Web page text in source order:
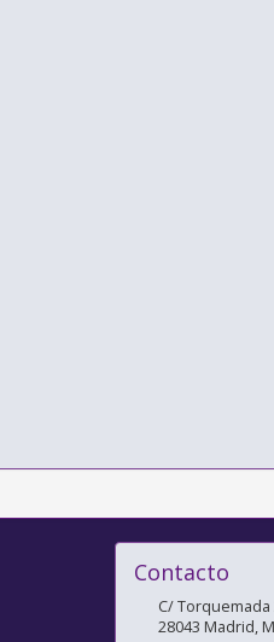
Contacto
C/ Torquemada
28043 Madrid,